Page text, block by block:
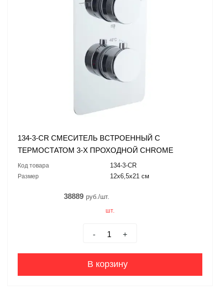
134-3-CR СМЕСИТЕЛЬ ВСТРОЕННЫЙ С
ТЕРМОСТАТОМ 3-Х ПРОХОДНОЙ CHROME
Код товара 134-3-CR
Размер 12x6,5x21 см
38889 руб./шт.
шт.
- +
В корзину